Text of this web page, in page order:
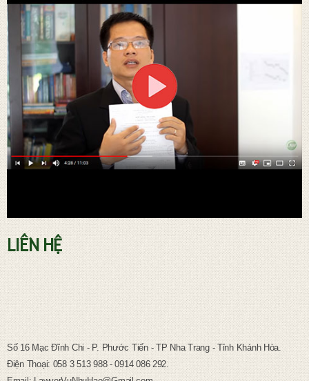
Đăng ký sở hữ trí tuệ
TƯ VẤN PHÁP LUẬT LAO ĐỘNG
LIÊN HỆ
Số 16 Mạc Đĩnh Chi - P. Phước Tiến - TP Nha Trang - Tỉnh Khánh Hòa.
Điện Thoại: 058 3 513 988 - 0914 086 292.